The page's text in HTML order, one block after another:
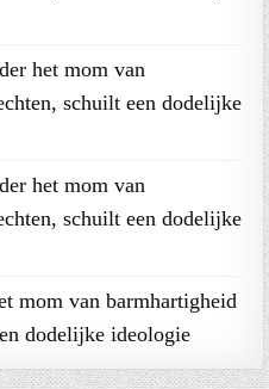
het mom van
schuilt een dodelijke
het mom van
schuilt een dodelijke
mom van barmhartigheid
dodelijke ideologie